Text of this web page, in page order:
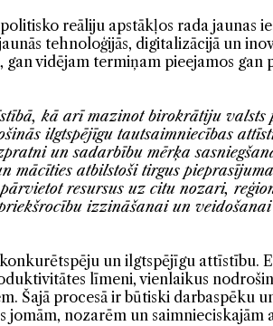
reāliju apstākļos rada jaunas
tehnoloģijās, digitalizācijā un
vidējam termiņam pieejamos gan
kā arī mazinot birokrātiju valsts
ilgtspējīgu tautsaimniecības
un sadarbību mērķa
atbilstoši tirgus
resursus uz citu nozari,
izzināšanai un
un ilgtspējīgu attīstību.
līmeni, vienlaikus
Šajā procesā ir būtiski darbaspēku
nozarēm un saimnieciskajām